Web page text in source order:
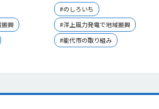
興
#のしろいち
#洋上風力発電で地域振興
#能代市の取り組み